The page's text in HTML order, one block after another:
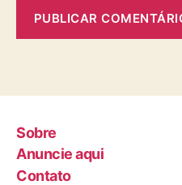
Sobre
Anuncie aqui
Contato